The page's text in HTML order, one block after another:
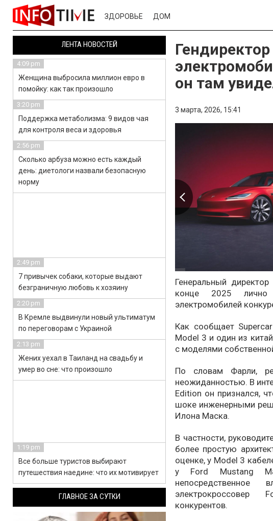
ЗДОРОВЬЕ ДОМ
он там
3 марта, 2026, 15:41
Генеральный
конце 2025 лично
электромобилей
Как сообщает
Model 3 и один из
с моделями
По словам Фарли,
неожиданностью. В
Edition он признался,
шоке инженерными
Илона Маска.
В частности,
более простую
оценке, у Model 3
у Ford Mustang
конкурентов.
ЛЕНТА НОВОСТЕЙ
4:09 pm
Женщина выбросила миллион евро в
помойку: как так произошло
3:20 pm
Поддержка метаболизма: 9 видов чая
для контроля веса и здоровья
2:56 pm
Сколько арбуза можно есть каждый
день: диетологи назвали безопасную
норму
2:49 pm
7 привычек собаки, которые выдают
безграничную любовь к хозяину
2:20 pm
В Кремле выдвинули новый ультиматум
по переговорам с Украиной
2:13 pm
Жених уехал в Таиланд на свадьбу и
умер во сне: что произошло
1:19 pm
Все больше туристов выбирают
путешествия наедине: что их мотивирует
ГЛАВНОЕ ЗА СУТКИ